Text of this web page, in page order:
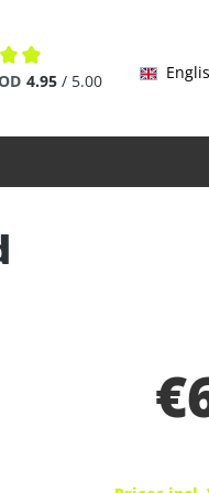
of 4.9 out of 5 stars
4.95 / 5.00